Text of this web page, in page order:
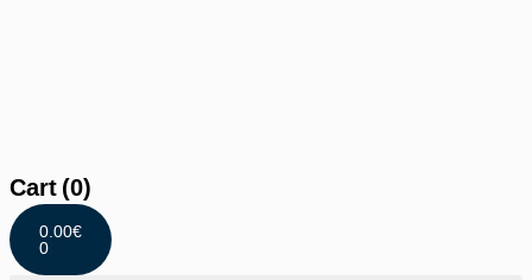
Cart (0)
0.00€
0